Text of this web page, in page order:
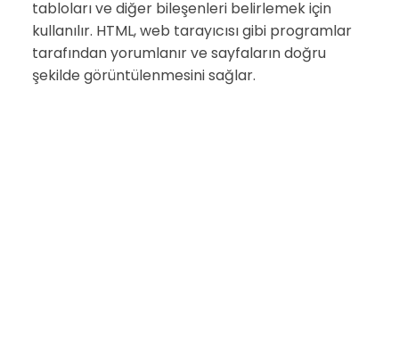
tabloları ve diğer bileşenleri belirlemek için
kullanılır. HTML, web tarayıcısı gibi programlar
tarafından yorumlanır ve sayfaların doğru
şekilde görüntülenmesini sağlar.